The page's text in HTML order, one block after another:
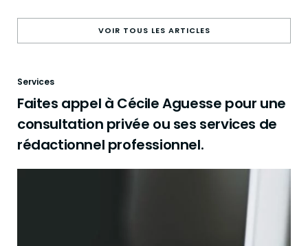
VOIR TOUS LES ARTICLES
Services
Faites appel à Cécile Aguesse pour une
consultation privée ou ses services de
rédactionnel professionnel.